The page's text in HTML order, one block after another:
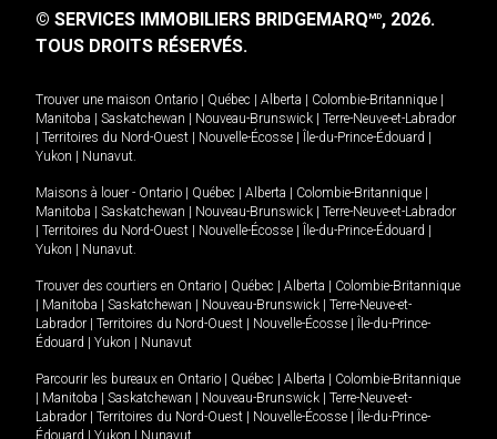
© SERVICES IMMOBILIERS BRIDGEMARQMD, 2026.
TOUS DROITS RÉSERVÉS.
Trouver une maison Ontario Québec Alberta Colombie-Britannique
Manitoba
Saskatchewan Nouveau-Brunswick
Terre-Neuve-et-Labrador
Territoires du Nord-Ouest Nouvelle-Écosse Île-du-Prince-Édouard
Yukon
Nunavut.
Maisons à louer - Ontario Québec Alberta Colombie-Britannique
Manitoba
Saskatchewan Nouveau-Brunswick
Terre-Neuve-et-Labrador
Territoires du Nord-Ouest Nouvelle-Écosse Île-du-Prince-Édouard
Yukon
Nunavut.
Trouver des courtiers en Ontario Québec Alberta
Colombie-Britannique
Manitoba Saskatchewan Nouveau-Brunswick
Terre-Neuve-et-
Labrador
Territoires du Nord-Ouest Nouvelle-Écosse
Île-du-Prince-
Édouard
Yukon Nunavut
Parcourir les bureaux en Ontario Québec Alberta
Colombie-Britannique
Manitoba Saskatchewan Nouveau-Brunswick
Terre-Neuve-et-
Labrador
Territoires du Nord-Ouest Nouvelle-Écosse
Île-du-Prince-